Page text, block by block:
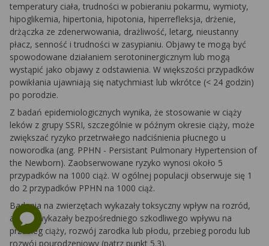
temperatury ciała, trudności w pobieraniu pokarmu, wymioty,
hipoglikemia, hipertonia, hipotonia, hiperrefleksja, drżenie,
drżączka ze zdenerwowania, drażliwość, letarg, nieustanny
płacz, senność i trudności w zasypianiu. Objawy te mogą być
spowodowane działaniem serotoninergicznym lub mogą
wystąpić jako objawy z odstawienia. W większości przypadków
powikłania ujawniają się natychmiast lub wkrótce (< 24 godzin)
po porodzie.
Z badań epidemiologicznych wynika, że stosowanie w ciąży
leków z grupy SSRI, szczególnie w późnym okresie ciąży, może
zwiększać ryzyko przetrwałego nadciśnienia płucnego u
noworodka (ang. PPHN - Persistant Pulmonary Hypertension of
the Newborn). Zaobserwowane ryzyko wynosi około 5
przypadków na 1000 ciąż. W ogólnej populacji obserwuje się 1
do 2 przypadków PPHN na 1000 ciąż.
Badania na zwierzętach wykazały toksyczny wpływ na rozród,
ale nie wykazały bezpośredniego szkodliwego wpływu na
przebieg ciąży, rozwój zarodka lub płodu, przebieg porodu lub
rozwój pourodzeniowy (patrz punkt 5.3).